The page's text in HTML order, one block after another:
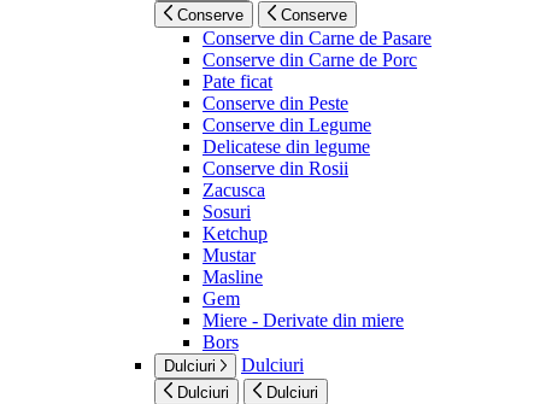
Conserve Conserve
Conserve din Carne de Pasare
Conserve din Carne de Porc
Pate ficat
Conserve din Peste
Conserve din Legume
Delicatese din legume
Conserve din Rosii
Zacusca
Sosuri
Ketchup
Mustar
Masline
Gem
Miere - Derivate din miere
Bors
Dulciuri Dulciuri
Dulciuri Dulciuri